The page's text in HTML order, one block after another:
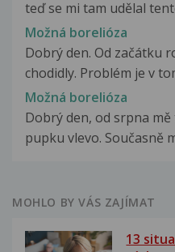
teď se mi tam udělal
Možná borelióza
Dobrý den. Od začátku
chodidly. Problém je v
Možná borelióza
Dobrý den, od srpna
pupku vlevo. Současně
MOHLO BY VÁS ZAJÍMAT
13